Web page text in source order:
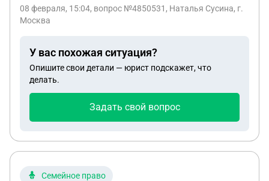
на недавно радился ещё один ребенок я бы хотела
08 февраля, 15:04, вопрос №4850531, Наталья Сусина, г.
Москва
У вас похожая ситуация?
Опишите свои детали — юрист подскажет, что
делать.
Задать свой вопрос
Семейное право